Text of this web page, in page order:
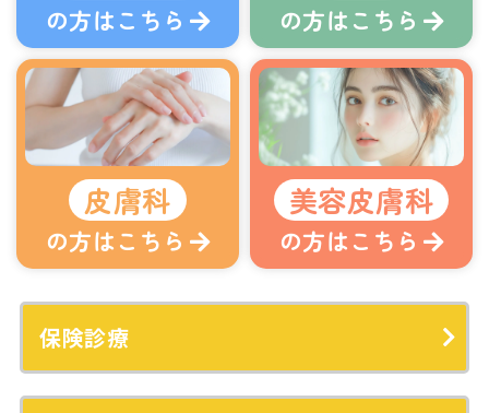
の方はこちら の方はこちら
皮膚科
の方はこちら
美容皮膚科
の方はこちら
保険診療